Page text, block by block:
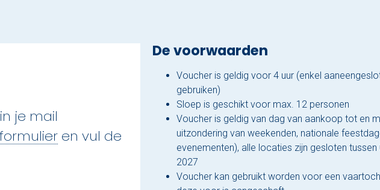
je mail
en vul de
De voorwaarden
Voucher is geldig voor 4 uur (enkel
gebruiken)
Sloep is geschikt voor max. 12 personen
Voucher is geldig van dag van aankoop tot en
uitzondering van weekenden, nationale
evenementen), alle locaties zijn gesloten
2027
Voucher kan gebruikt worden voor een